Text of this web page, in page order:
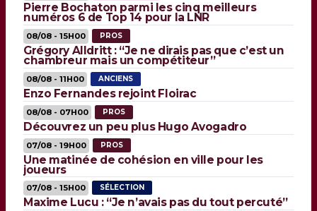
Pierre Bochaton parmi les cinq meilleurs
numéros 6 de Top 14 pour la LNR
08/08 - 15H00 PROS
Grégory Alldritt : “Je ne dirais pas que c’est un
chambreur mais un compétiteur”
08/08 - 11H00 ANCIENS
Enzo Fernandes rejoint Floirac
08/08 - 07H00 PROS
Découvrez un peu plus Hugo Avogadro
07/08 - 19H00 PROS
Une matinée de cohésion en ville pour les
joueurs
07/08 - 15H00 SÉLECTION
Maxime Lucu : “Je n’avais pas du tout percuté”